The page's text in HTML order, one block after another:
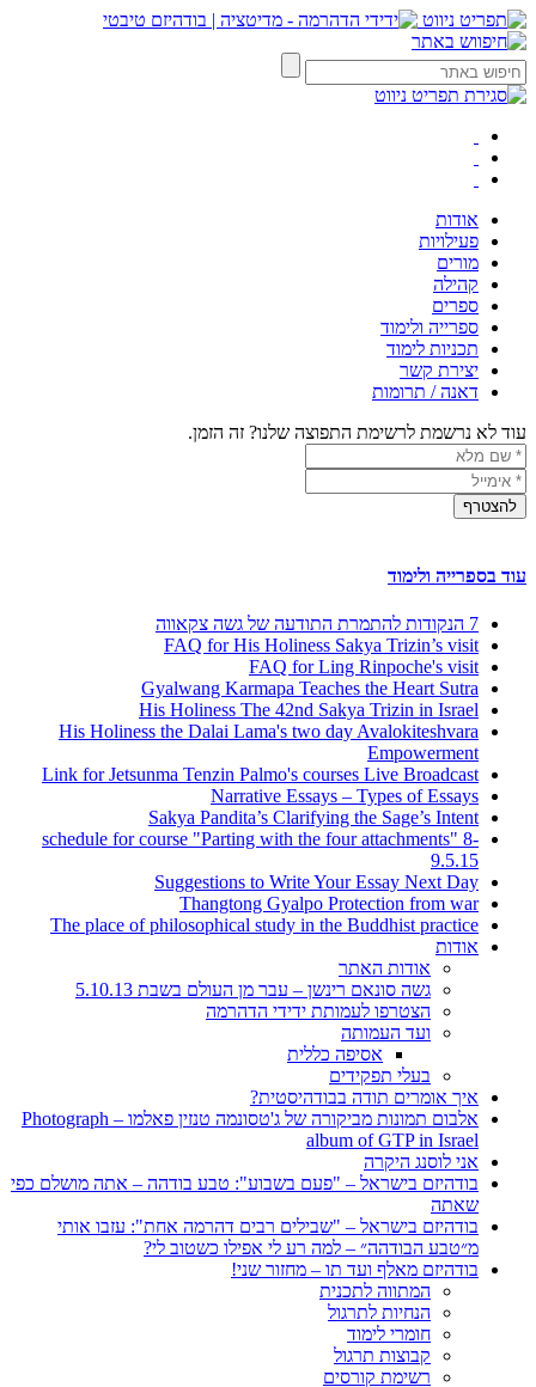
אודות
פעילויות
מורים
קהילה
ספרים
ספרייה ולימוד
תכניות לימוד
יצירת קשר
דאנה / תרומות
עוד לא נרשמת לרשימת התפוצה שלנו? זה הזמן.
עוד בספרייה ולימוד
7 הנקודות להתמרת התודעה של גשה צקאווה
FAQ for His Holiness Sakya Trizin’s visit
FAQ for Ling Rinpoche's visit
Gyalwang Karmapa Teaches the Heart Sutra
His Holiness The 42nd Sakya Trizin in Israel
His Holiness the Dalai Lama's two day Avalokiteshvara
Empowerment
Link for Jetsunma Tenzin Palmo's courses Live Broadcast
Narrative Essays – Types of Essays
Sakya Pandita’s Clarifying the Sage’s Intent
schedule for course "Parting with the four attachments" 8-
9.5.15
Suggestions to Write Your Essay Next Day
Thangtong Gyalpo Protection from war
The place of philosophical study in the Buddhist practice
אודות
אודות האתר
גשה סונאם רינשן – עבר מן העולם בשבת 5.10.13
הצטרפו לעמותת ידידי הדהרמה
ועד העמותה
אסיפה כללית
בעלי תפקידים
איך אומרים תודה בבודהיסטית?
אלבום תמונות מביקורה של ג'טסונמה טנזין פאלמו – Photograph
album of GTP in Israel
אני לוסנג היקרה
בודהיזם בישראל – "פעם בשבוע": טבע בודהה – אתה מושלם כפי
שאתה
בודהיזם בישראל – "שבילים רבים דהרמה אחת": עזבו אותי
מ״טבע הבודהה״ – למה רע לי אפילו כשטוב לי?
בודהיזם מאלף ועד תו – מחזור שני!
המתווה לתכנית
הנחיות לתרגול
חומרי לימוד
קבוצות תרגול
רשימת קורסים